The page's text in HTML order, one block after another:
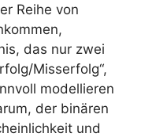
Reihe von
das nur zwei
Misserfolg“,
modellieren
der binären
und